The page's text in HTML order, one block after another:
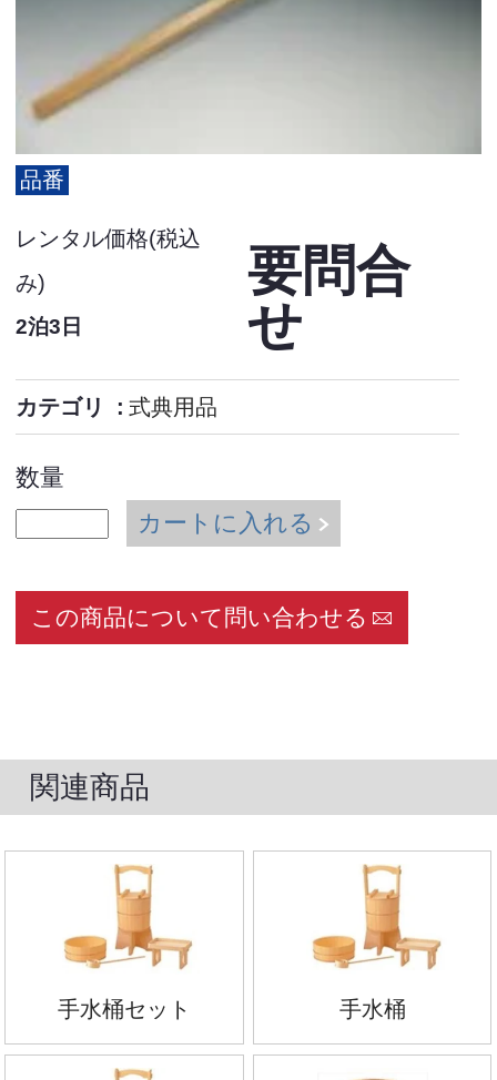
品番
レンタル価格(税込
み)
2泊3日
要問合
せ
カテゴリ 式典用品
数量
カートに入れる
この商品について問い合わせる
関連商品
手水桶セット 手水桶